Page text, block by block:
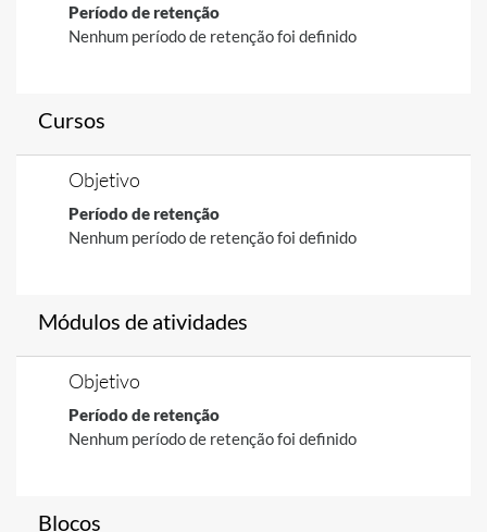
Período de retenção
Nenhum período de retenção foi definido
Cursos
Objetivo
Período de retenção
Nenhum período de retenção foi definido
Módulos de atividades
Objetivo
Período de retenção
Nenhum período de retenção foi definido
Blocos